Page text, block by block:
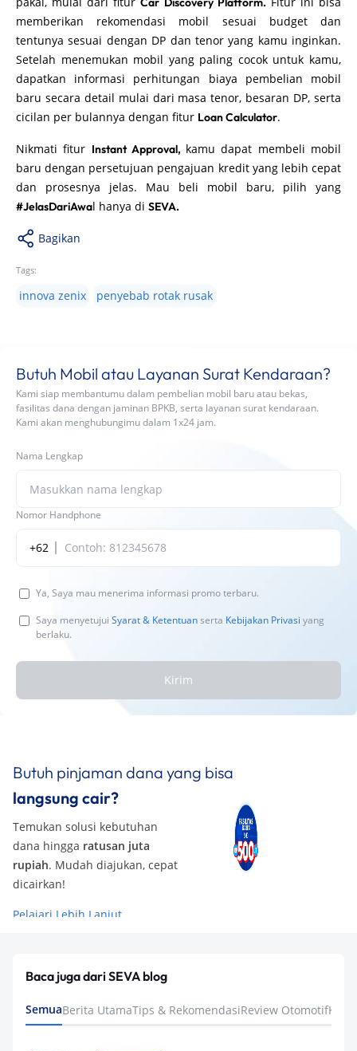
memberikan rekomendasi mobil sesuai budget dan
tentunya sesuai dengan DP dan tenor yang kamu inginkan.
Setelah menemukan mobil yang paling cocok untuk kamu,
dapatkan informasi perhitungan biaya pembelian mobil
baru secara detail mulai dari masa tenor, besaran DP, serta
cicilan per bulannya dengan fitur Loan Calculator.
Nikmati fitur Instant Approval, kamu dapat membeli mobil
baru dengan persetujuan pengajuan kredit yang lebih cepat
dan prosesnya jelas. Mau beli mobil baru, pilih yang
#JelasDariAwal hanya di SEVA.
Bagikan
Tags:
innova zenix penyebab rotak rusak
Butuh Mobil atau Layanan Surat Kendaraan?
Kami siap membantumu dalam pembelian mobil baru atau bekas,
fasilitas dana dengan jaminan BPKB, serta layanan surat kendaraan.
Kami akan menghubungimu dalam 1x24 jam.
Nama Lengkap
Nomor Handphone
+62
Ya, Saya mau menerima informasi promo terbaru.
Saya menyetujui Syarat & Ketentuanserta Kebijakan Privasi yang
berlaku.
Kirim
Butuh pinjaman dana yang bisa
langsung cair?
Temukan solusi kebutuhan
dana hingga ratusan juta
rupiah. Mudah diajukan, cepat
dicairkan!
Pelajari Lebih Lanjut
Baca juga dari SEVA blog
SemuaBerita UtamaTips & RekomendasiReview Otomotif